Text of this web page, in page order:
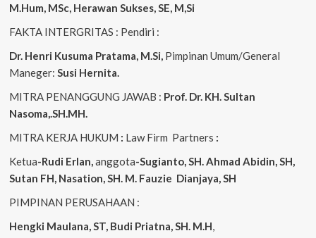
M.Hum, MSc, Herawan Sukses, SE, M,Si
FAKTA INTERGRITAS : Pendiri :
Dr. Henri Kusuma Pratama, M.Si, Pimpinan Umum/General
Maneger: Susi Hernita.
MITRA PENANGGUNG JAWAB : Prof. Dr. KH. Sultan
Nasoma,.SH.MH.
MITRA KERJA HUKUM : Law Firm Partners :
Ketua-Rudi Erlan,anggota-Sugianto, SH. Ahmad Abidin, SH,
Sutan FH, Nasation, SH. M. Fauzie Dianjaya, SH
PIMPINAN PERUSAHAAN :
Hengki Maulana, ST, Budi Priatna, SH. M.H,